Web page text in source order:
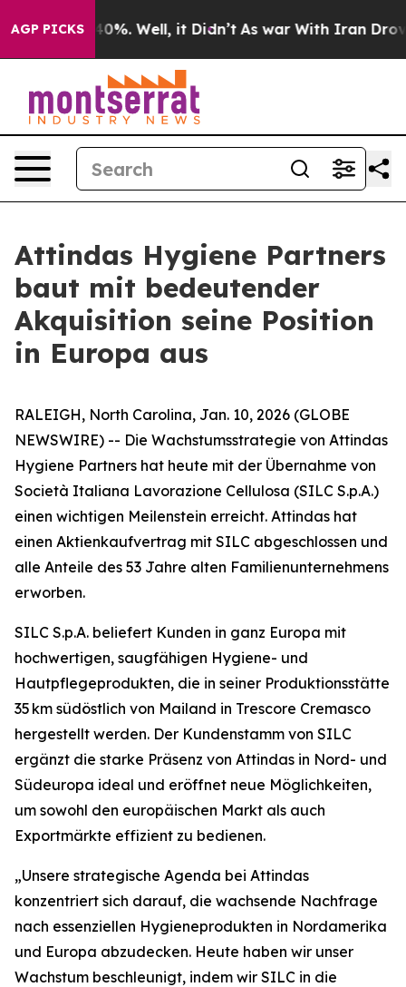
AGP PICKS40%. Well, it Didn’t As war With Iran Drove
Attindas Hygiene Partners
baut mit bedeutender
Akquisition seine Position
in Europa aus
RALEIGH, North Carolina, Jan. 10, 2026 (GLOBE
NEWSWIRE) -- Die Wachstumsstrategie von Attindas
Hygiene Partners hat heute mit der Übernahme von
Società Italiana Lavorazione Cellulosa (SILC S.p.A.)
einen wichtigen Meilenstein erreicht. Attindas hat
einen Aktienkaufvertrag mit SILC abgeschlossen und
alle Anteile des 53 Jahre alten Familienunternehmens
erworben.
SILC S.p.A. beliefert Kunden in ganz Europa mit
hochwertigen, saugfähigen Hygiene- und
Hautpflegeprodukten, die in seiner Produktionsstätte
35 km südöstlich von Mailand in Trescore Cremasco
hergestellt werden. Der Kundenstamm von SILC
ergänzt die starke Präsenz von Attindas in Nord- und
Südeuropa ideal und eröffnet neue Möglichkeiten,
um sowohl den europäischen Markt als auch
Exportmärkte effizient zu bedienen.
„Unsere strategische Agenda bei Attindas
konzentriert sich darauf, die wachsende Nachfrage
nach essenziellen Hygieneprodukten in Nordamerika
und Europa abzudecken. Heute haben wir unser
Wachstum beschleunigt, indem wir SILC in die